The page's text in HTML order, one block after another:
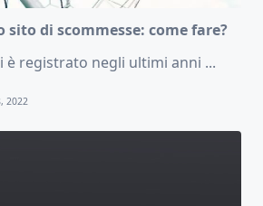
sito di scommesse: come fare?
è registrato negli ultimi anni ...
2022